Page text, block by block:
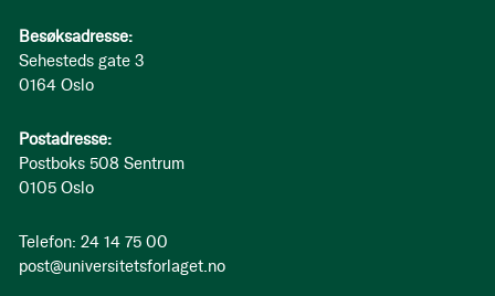
Besøksadresse:
Sehesteds gate 3
0164 Oslo
Postadresse:
Postboks 508 Sentrum
0105 Oslo
Telefon: 24 14 75 00
post@universitetsforlaget.no